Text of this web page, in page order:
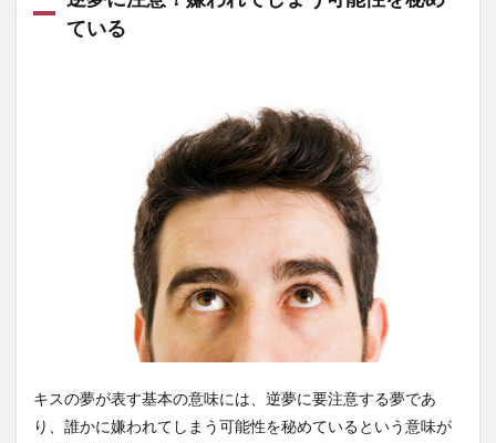
ている
キスの夢が表す基本の意味には、逆夢に要注意する夢であ
り、誰かに嫌われてしまう可能性を秘めているという意味が